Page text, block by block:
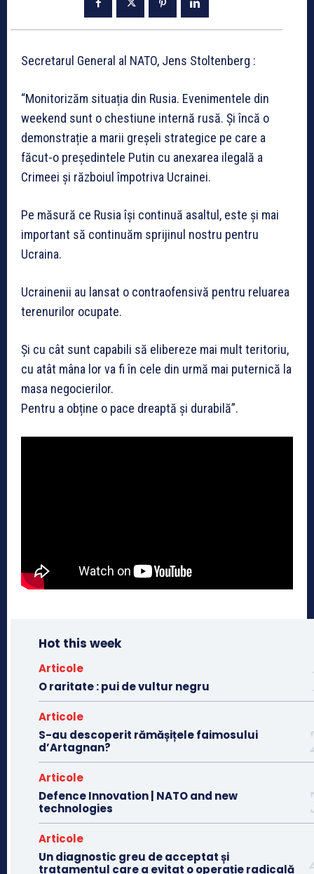
Secretarul General al NATO, Jens Stoltenberg :
“Monitorizăm situația din Rusia. Evenimentele din
weekend sunt o chestiune internă rusă. Și încă o
demonstrație a marii greșeli strategice pe care a
făcut-o președintele Putin cu anexarea ilegală a
Crimeei și războiul împotriva Ucrainei.
Pe măsură ce Rusia își continuă asaltul, este și mai
important să continuăm sprijinul nostru pentru
Ucraina.
Ucrainenii au lansat o contraofensivă pentru reluarea
terenurilor ocupate.
Și cu cât sunt capabili să elibereze mai mult teritoriu,
cu atât mâna lor va fi în cele din urmă mai puternică la
masa negocierilor.
Pentru a obține o pace dreaptă și durabilă”.
Hot this week
Articole
O raritate : pui de vultur negru
Articole
S-au descoperit rămășițele faimosului
d’Artagnan?
Articole
Defence Innovation | NATO and new
technologies
Articole
Un diagnostic greu de acceptat și
tratamentul care a evitat o operație radicală